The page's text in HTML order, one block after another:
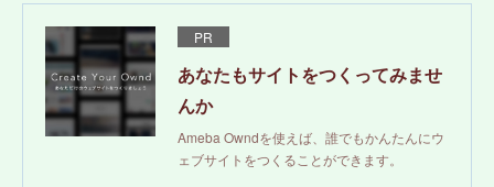
PR
あなたもサイトをつくってみませ
んか
Ameba Owndを使えば、誰でもかんたんにウ
ェブサイトをつくることができます。